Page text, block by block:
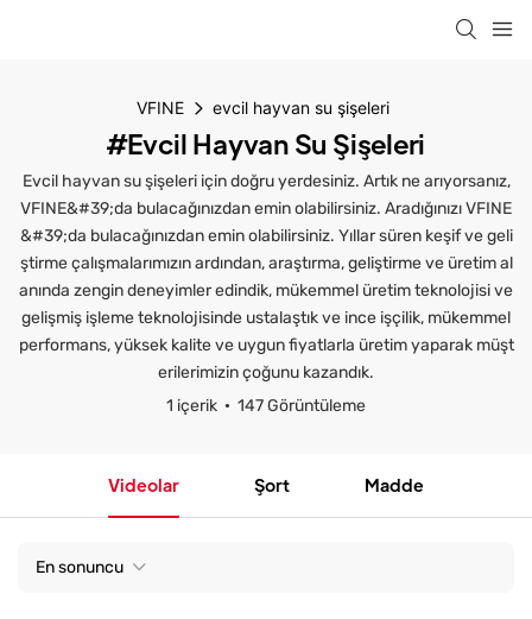
VFINE evcil hayvan su şişeleri
#evcil Hayvan Su Şişeleri
Evcil hayvan su şişeleri için doğru yerdesiniz. Artık ne arıyorsanız,
VFINE&#39;da bulacağınızdan emin olabilirsiniz. Aradığınızı VFINE
&#39;da bulacağınızdan emin olabilirsiniz. Yıllar süren keşif ve geli
ştirme çalışmalarımızın ardından, araştırma, geliştirme ve üretim al
anında zengin deneyimler edindik, mükemmel üretim teknolojisi ve
gelişmiş işleme teknolojisinde ustalaştık ve ince işçilik, mükemmel
performans, yüksek kalite ve uygun fiyatlarla üretim yaparak müşt
erilerimizin çoğunu kazandık.
1 içerik
147 Görüntüleme
Videolar Şort Madde
En sonuncu